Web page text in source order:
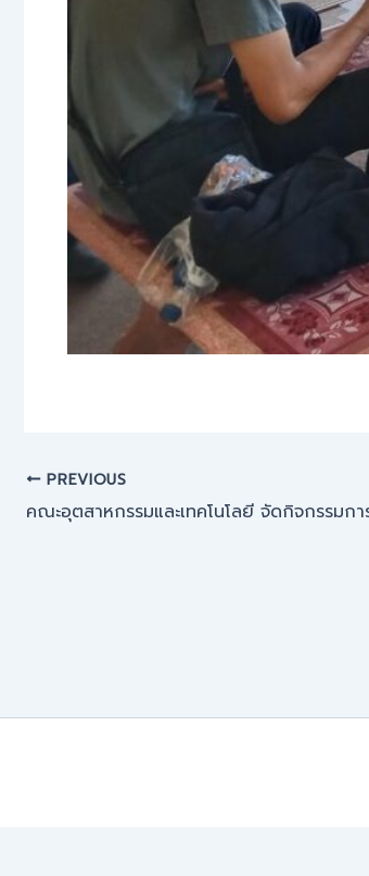
PREVIOUS